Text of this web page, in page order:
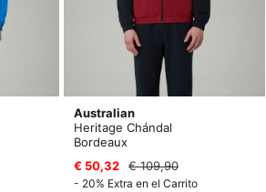
Australian
Heritage Chándal
Bordeaux
€ 50,32
€ 109,90
- 20% Extra en el Carrito